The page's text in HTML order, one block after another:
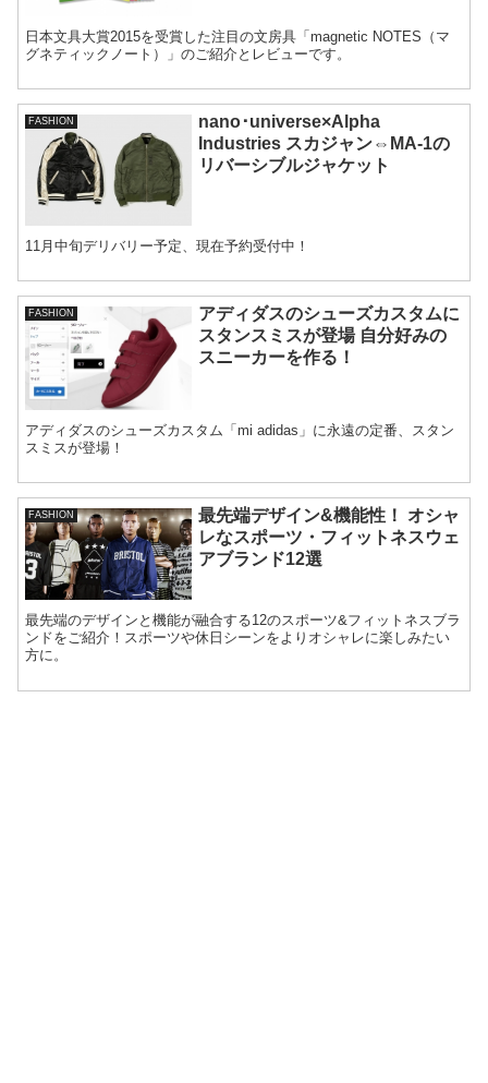
日本文具大賞2015を受賞した注目の文房具「magnetic NOTES（マ
グネティックノート）」のご紹介とレビューです。
FASHION
nano･universe×Alpha
Industries スカジャン⇔MA-1の
リバーシブルジャケット
11月中旬デリバリー予定、現在予約受付中！
FASHION
アディダスのシューズカスタムに
スタンスミスが登場 自分好みの
スニーカーを作る！
アディダスのシューズカスタム「mi adidas」に永遠の定番、スタン
スミスが登場！
FASHION
最先端デザイン&機能性！ オシャ
レなスポーツ・フィットネスウェ
アブランド12選
最先端のデザインと機能が融合する12のスポーツ&フィットネスブラ
ンドをご紹介！スポーツや休日シーンをよりオシャレに楽しみたい
方に。